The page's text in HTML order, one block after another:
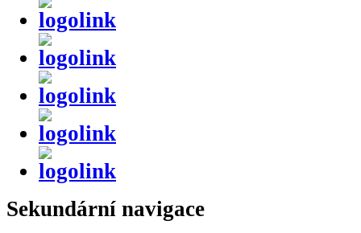
Sekundární navigace